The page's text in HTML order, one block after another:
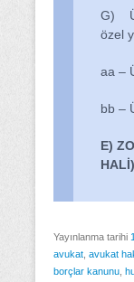
G)
özel
aa –
bb –
E)
HALİ)
Yayınlanma tarihi
avukat avukat
borçlar kanunu